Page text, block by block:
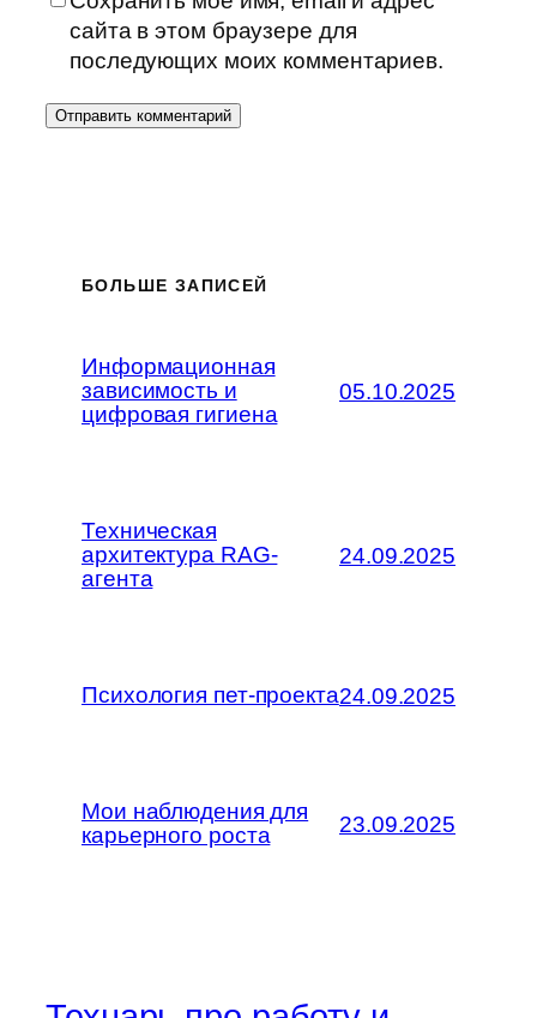
сайта в этом браузере для
последующих моих комментариев.
БОЛЬШЕ ЗАПИСЕЙ
Информационная
зависимость и
цифровая гигиена
05.10.2025
Техническая
архитектура RAG-
агента
24.09.2025
Психология пет-проекта24.09.2025
Мои наблюдения для
карьерного роста
23.09.2025